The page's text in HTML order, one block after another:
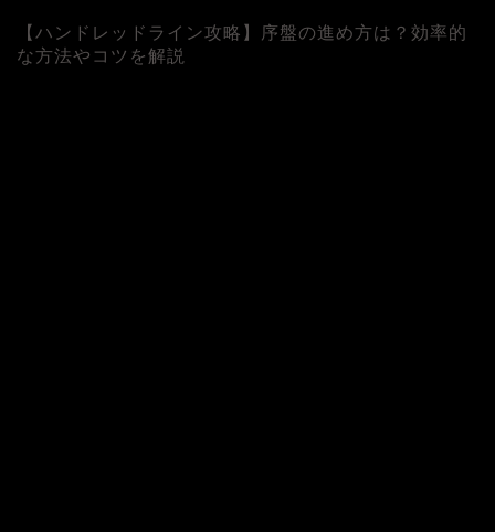
【ハンドレッドライン攻略】序盤の進め方は？効率的
な方法やコツを解説